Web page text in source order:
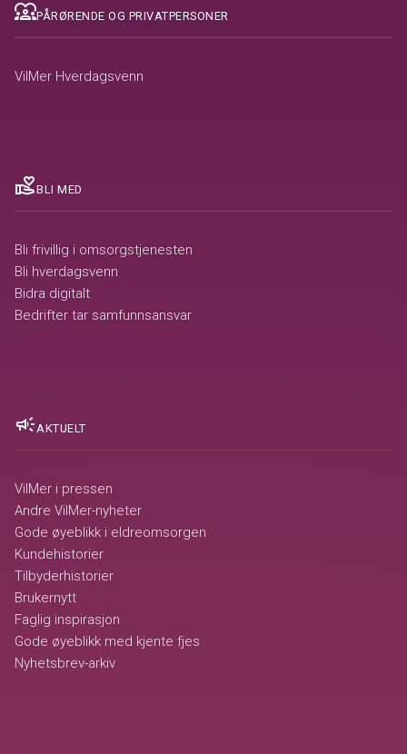
diversity_1PÅRØRENDE OG PRIVATPERSONER
VilMer Hverdagsvenn
volunteer_activismBLI MED
Bli frivillig i omsorgstjenesten
Bli hverdagsvenn
Bidra digitalt
Bedrifter tar samfunnsansvar
campaignAKTUELT
VilMer i pressen
Andre VilMer-nyheter
Gode øyeblikk i eldreomsorgen
Kundehistorier
Tilbyderhistorier
Brukernytt
Faglig inspirasjon
Gode øyeblikk med kjente fjes
Nyhetsbrev-arkiv